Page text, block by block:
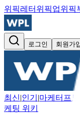
위픽레터 위픽업위픽
로그인 회원가
최신|인기 |마케터프로
케팅 위키